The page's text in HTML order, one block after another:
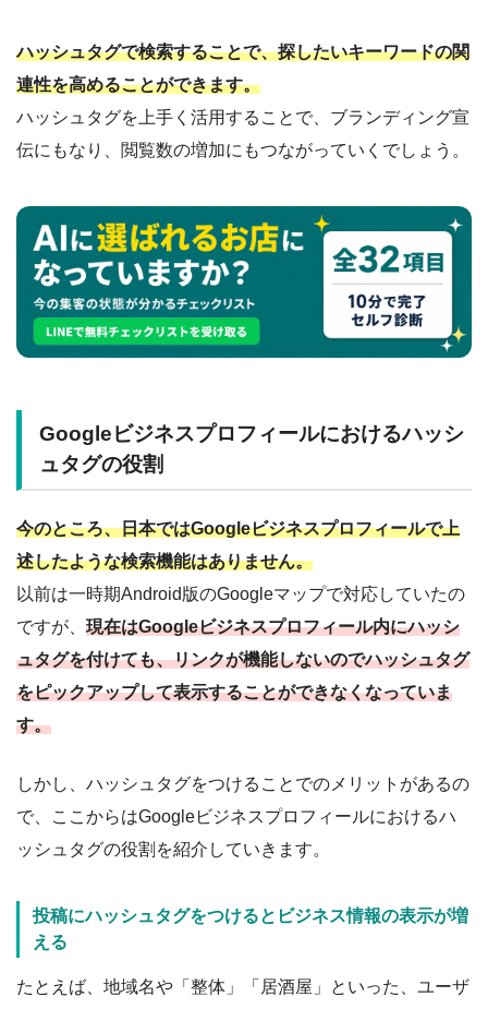
ハッシュタグで検索することで、探したいキーワードの関
連性を高めることができます。
ハッシュタグを上手く活用することで、ブランディング宣
伝にもなり、閲覧数の増加にもつながっていくでしょう。
Googleビジネスプロフィールにおけるハッシ
ュタグの役割
今のところ、日本ではGoogleビジネスプロフィールで上
述したような検索機能はありません。
以前は一時期Android版のGoogleマップで対応していたの
ですが、 現在はGoogleビジネスプロフィール内にハッシ
ュタグを付けても、リンクが機能しないのでハッシュタグ
をピックアップして表示することができなくなっていま
す。
しかし、ハッシュタグをつけることでのメリットがあるの
で、ここからはGoogleビジネスプロフィールにおけるハ
ッシュタグの役割を紹介していきます。
投稿にハッシュタグをつけるとビジネス情報の表示が増
える
たとえば、地域名や「整体」「居酒屋」といった、ユーザ